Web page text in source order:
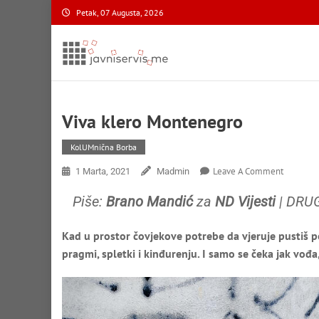
Skip
to
content
Petak, 07 Augusta, 2026
Javni Servis
Viva klero Montenegro
KolUMnična Borba
1 Marta, 2021 Madmin Leave A CommentOn
Klero
Piše: Brano Mandićza ND Vijesti|
Kad u prostor čovjekove potrebe da vjeruje pustiš
pragmi, spletki i kinđurenju. I samo se čeka jak